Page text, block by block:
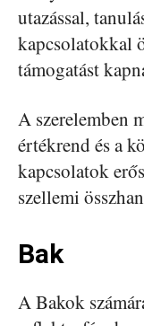
utazással,
kapcsolatokkal
támogatást
A szerelemben
értékrend és a
kapcsolatok
szellemi
Bak
A Bakok